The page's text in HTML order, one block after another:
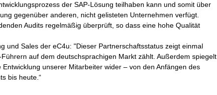
der SAP-Lösung teilhaben kann und somit über
gegenüber anderen, nicht gelisteten Unternehmen verfügt.
Audits regelmäßig überprüft, so dass eine hohe Qualität
und Sales der eC4u: "Dieser Partnerschaftsstatus zeigt einmal
auf dem deutschsprachigen Markt zählt. Außerdem spiegelt
unserer Mitarbeiter wider – von den Anfängen des
bis heute.“